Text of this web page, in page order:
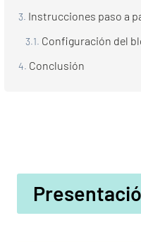
Instrucciones paso a
Configuración del
Conclusión